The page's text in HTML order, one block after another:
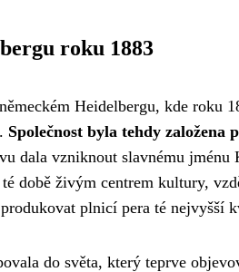
roku 1883
Heidelbergu, kde roku
Společnost byla tehdy založena
dala vzniknout slavnému
době živým centrem kultury,
plnicí pera té nejvyšší
do světa, který teprve